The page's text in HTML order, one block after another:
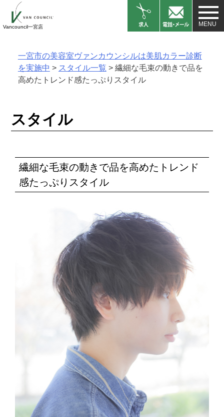
content
Vancouncil一宮店
一宮市の美容室ヴァンカウンシルは美肌カラー診断
を実施中 > スタイル一覧 > 繊細な毛束の動きで品を
高めたトレンド感たっぷりスタイル
スタイル
繊細な毛束の動きで品を高めたトレンド
感たっぷりスタイル